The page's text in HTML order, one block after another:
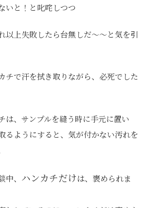
いと！と叱咤しつつ
以上失敗したら台無しだ～～と気を引
チで汗を拭き取りながら、必死でした
は、サンプルを縫う時に手元に置い
るようにすると、気が付かない汚れを
、 ハンカチだけは、褒められま